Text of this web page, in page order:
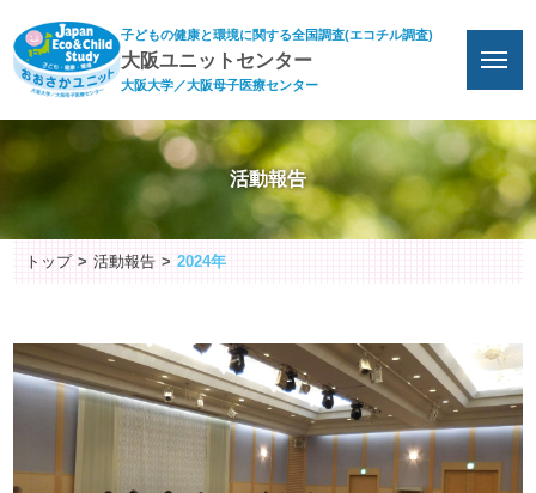
子どもの健康と環境に関する全国調査(エコチル調査)
大阪ユニットセンター
大阪大学／大阪母子医療センター
活動報告
トップ 活動報告 2024年